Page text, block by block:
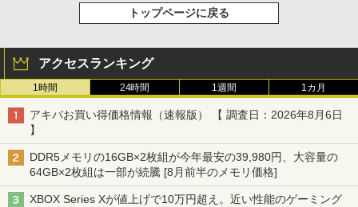
トップページに戻る
アクセスランキング
1時間 24時間 1週間 1カ月
アキバお買い得価格情報（速報版） 【 調査日：2026年8月6日
】
DDR5メモリの16GB×2枚組が今年最安の39,980円、大容量の
64GB×2枚組は一部が続騰 [8月前半のメモリ価格]
XBOX Series Xが値上げで10万円超え。近い性能のゲーミング